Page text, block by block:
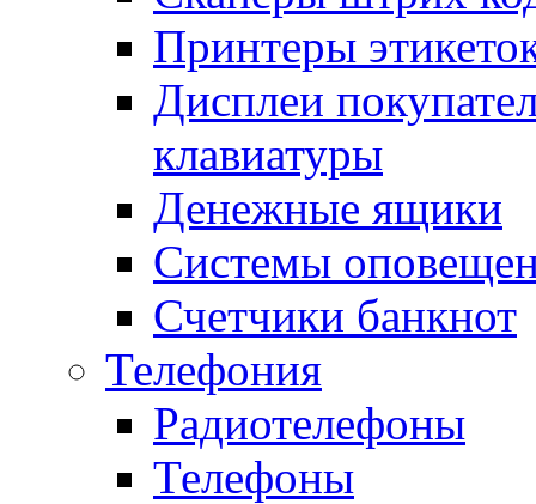
Принтеры
Дисплеи
клавиатуры
Денежные ящики
Системы
Счетчики банкнот
Телефония
Радиотелефоны
Телефоны